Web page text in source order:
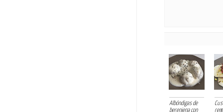
Albóndigas de
berenjena con